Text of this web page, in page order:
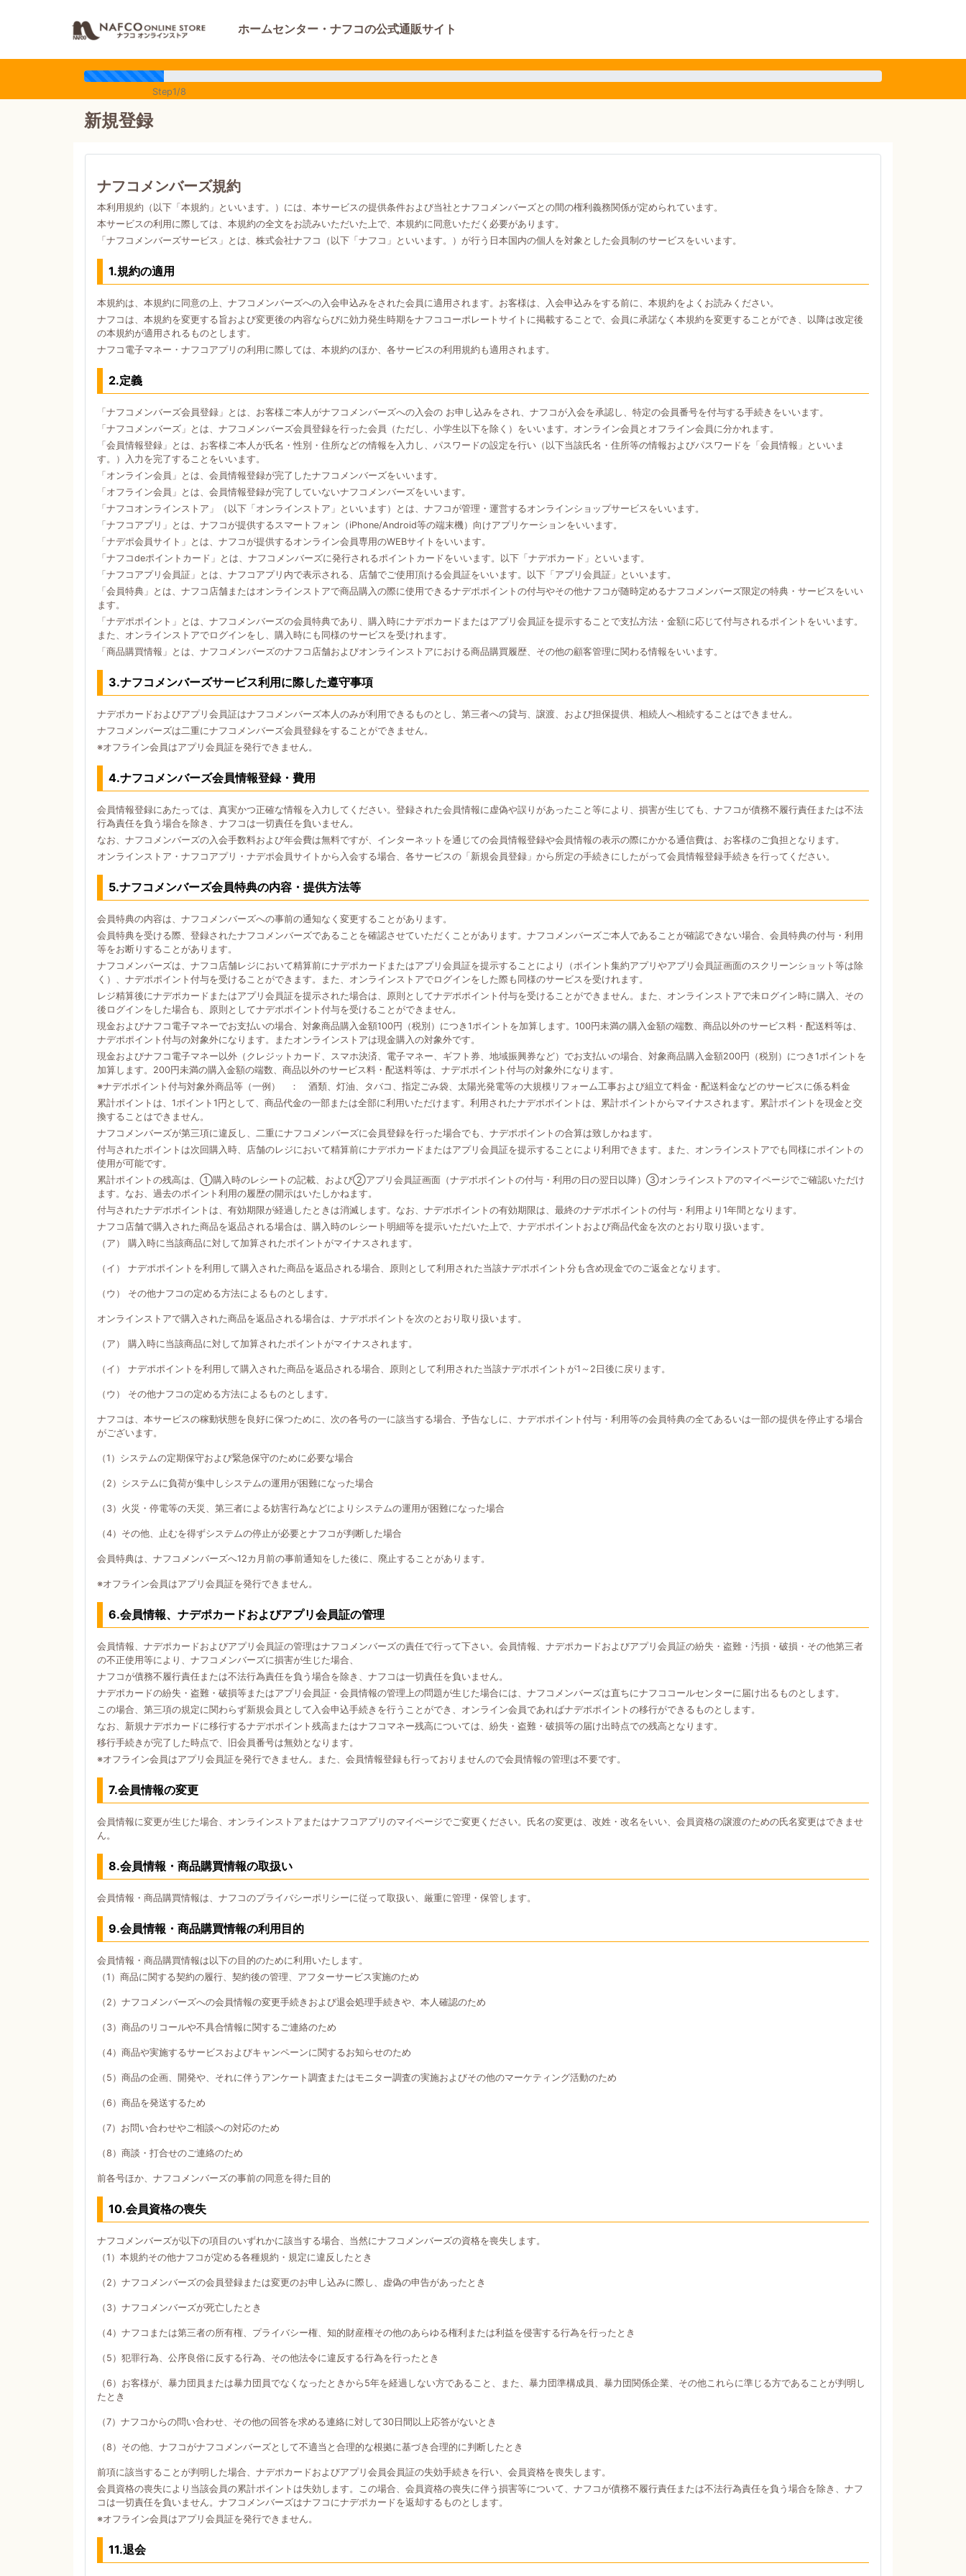
ホームセンター・ナフコの公式通販サイト
Step1/8
新規登録
ナフコメンバーズ規約
本利用規約（以下「本規約」といいます。）には、本サービスの提供条件および当社とナフコメンバーズとの間の権利義務関係が定められています。
本サービスの利用に際しては、本規約の全文をお読みいただいた上で、本規約に同意いただく必要があります。
「ナフコメンバーズサービス」とは、株式会社ナフコ（以下「ナフコ」といいます。）が行う日本国内の個人を対象とした会員制のサービスをいいます。
1.規約の適用
本規約は、本規約に同意の上、ナフコメンバーズへの入会申込みをされた会員に適用されます。お客様は、入会申込みをする前に、本規約をよくお読みください。
ナフコは、本規約を変更する旨および変更後の内容ならびに効力発生時期をナフココーポレートサイトに掲載することで、会員に承諾なく本規約を変更することができ、以降は改定後
の本規約が適用されるものとします。
ナフコ電子マネー・ナフコアプリの利用に際しては、本規約のほか、各サービスの利用規約も適用されます。
2.定義
「ナフコメンバーズ会員登録」とは、お客様ご本人がナフコメンバーズへの入会の お申し込みをされ、ナフコが入会を承認し、特定の会員番号を付与する手続きをいいます。
「ナフコメンバーズ」とは、ナフコメンバーズ会員登録を行った会員（ただし、小学生以下を除く）をいいます。オンライン会員とオフライン会員に分かれます。
「会員情報登録」とは、お客様ご本人が氏名・性別・住所などの情報を入力し、パスワードの設定を行い（以下当該氏名・住所等の情報およびパスワードを「会員情報」といいま
す。）入力を完了することをいいます。
「オンライン会員」とは、会員情報登録が完了したナフコメンバーズをいいます。
「オフライン会員」とは、会員情報登録が完了していないナフコメンバーズをいいます。
「ナフコオンラインストア」（以下「オンラインストア」といいます）とは、ナフコが管理・運営するオンラインショップサービスをいいます。
「ナフコアプリ」とは、ナフコが提供するスマートフォン（iPhone/Android等の端末機）向けアプリケーションをいいます。
「ナデポ会員サイト」とは、ナフコが提供するオンライン会員専用のWEBサイトをいいます。
「ナフコdeポイントカード」とは、ナフコメンバーズに発行されるポイントカードをいいます。以下「ナデポカード」といいます。
「ナフコアプリ会員証」とは、ナフコアプリ内で表示される、店舗でご使用頂ける会員証をいいます。以下「アプリ会員証」といいます。
「会員特典」とは、ナフコ店舗またはオンラインストアで商品購入の際に使用できるナデポポイントの付与やその他ナフコが随時定めるナフコメンバーズ限定の特典・サービスをいい
ます。
「ナデポポイント」とは、ナフコメンバーズの会員特典であり、購入時にナデポカードまたはアプリ会員証を提示することで支払方法・金額に応じて付与されるポイントをいいます。
また、オンラインストアでログインをし、購入時にも同様のサービスを受けれます。
「商品購買情報」とは、ナフコメンバーズのナフコ店舗およびオンラインストアにおける商品購買履歴、その他の顧客管理に関わる情報をいいます。
3.ナフコメンバーズサービス利用に際した遵守事項
ナデポカードおよびアプリ会員証はナフコメンバーズ本人のみが利用できるものとし、第三者への貸与、譲渡、および担保提供、相続人へ相続することはできません。
ナフコメンバーズは二重にナフコメンバーズ会員登録をすることができません。
※オフライン会員はアプリ会員証を発行できません。
4.ナフコメンバーズ会員情報登録・費用
会員情報登録にあたっては、真実かつ正確な情報を入力してください。登録された会員情報に虚偽や誤りがあったこと等により、損害が生じても、ナフコが債務不履行責任または不法
行為責任を負う場合を除き、ナフコは一切責任を負いません。
なお、ナフコメンバーズの入会手数料および年会費は無料ですが、インターネットを通じての会員情報登録や会員情報の表示の際にかかる通信費は、お客様のご負担となります。
オンラインストア・ナフコアプリ・ナデポ会員サイトから入会する場合、各サービスの「新規会員登録」から所定の手続きにしたがって会員情報登録手続きを行ってください。
5.ナフコメンバーズ会員特典の内容・提供方法等
会員特典の内容は、ナフコメンバーズへの事前の通知なく変更することがあります。
会員特典を受ける際、登録されたナフコメンバーズであることを確認させていただくことがあります。ナフコメンバーズご本人であることが確認できない場合、会員特典の付与・利用
等をお断りすることがあります。
ナフコメンバーズは、ナフコ店舗レジにおいて精算前にナデポカードまたはアプリ会員証を提示することにより（ポイント集約アプリやアプリ会員証画面のスクリーンショット等は除
く）、ナデポポイント付与を受けることができます。また、オンラインストアでログインをした際も同様のサービスを受けれます。
レジ精算後にナデポカードまたはアプリ会員証を提示された場合は、原則としてナデポポイント付与を受けることができません。また、オンラインストアで未ログイン時に購入、その
後ログインをした場合も、原則としてナデポポイント付与を受けることができません。
現金およびナフコ電子マネーでお支払いの場合、対象商品購入金額100円（税別）につき1ポイントを加算します。100円未満の購入金額の端数、商品以外のサービス料・配送料等は、
ナデポポイント付与の対象外になります。またオンラインストアは現金購入の対象外です。
現金およびナフコ電子マネー以外（クレジットカード、スマホ決済、電子マネー、ギフト券、地域振興券など）でお支払いの場合、対象商品購入金額200円（税別）につき1ポイントを
加算します。200円未満の購入金額の端数、商品以外のサービス料・配送料等は、ナデポポイント付与の対象外になります。
※ナデポポイント付与対象外商品等（一例） ： 酒類、灯油、タバコ、指定ごみ袋、太陽光発電等の大規模リフォーム工事および組立て料金・配送料金などのサービスに係る料金
累計ポイントは、1ポイント1円として、商品代金の一部または全部に利用いただけます。利用されたナデポポイントは、累計ポイントからマイナスされます。累計ポイントを現金と交
換することはできません。
ナフコメンバーズが第三項に違反し、二重にナフコメンバーズに会員登録を行った場合でも、ナデポポイントの合算は致しかねます。
付与されたポイントは次回購入時、店舗のレジにおいて精算前にナデポカードまたはアプリ会員証を提示することにより利用できます。また、オンラインストアでも同様にポイントの
使用が可能です。
累計ポイントの残高は、①購入時のレシートの記載、および②アプリ会員証画面（ナデポポイントの付与・利用の日の翌日以降）③オンラインストアのマイページでご確認いただけ
ます。なお、過去のポイント利用の履歴の開示はいたしかねます。
付与されたナデポポイントは、有効期限が経過したときは消滅します。なお、ナデポポイントの有効期限は、最終のナデポポイントの付与・利用より1年間となります。
ナフコ店舗で購入された商品を返品される場合は、購入時のレシート明細等を提示いただいた上で、ナデポポイントおよび商品代金を次のとおり取り扱います。
（ア） 購入時に当該商品に対して加算されたポイントがマイナスされます。
（イ） ナデポポイントを利用して購入された商品を返品される場合、原則として利用された当該ナデポポイント分も含め現金でのご返金となります。
（ウ） その他ナフコの定める方法によるものとします。
オンラインストアで購入された商品を返品される場合は、ナデポポイントを次のとおり取り扱います。
（ア） 購入時に当該商品に対して加算されたポイントがマイナスされます。
（イ） ナデポポイントを利用して購入された商品を返品される場合、原則として利用された当該ナデポポイントが1～2日後に戻ります。
（ウ） その他ナフコの定める方法によるものとします。
ナフコは、本サービスの稼動状態を良好に保つために、次の各号の一に該当する場合、予告なしに、ナデポポイント付与・利用等の会員特典の全てあるいは一部の提供を停止する場合
がございます。
（1）システムの定期保守および緊急保守のために必要な場合
（2）システムに負荷が集中しシステムの運用が困難になった場合
（3）火災・停電等の天災、第三者による妨害行為などによりシステムの運用が困難になった場合
（4）その他、止むを得ずシステムの停止が必要とナフコが判断した場合
会員特典は、ナフコメンバーズへ12カ月前の事前通知をした後に、廃止することがあります。
※オフライン会員はアプリ会員証を発行できません。
6.会員情報、ナデポカードおよびアプリ会員証の管理
会員情報、ナデポカードおよびアプリ会員証の管理はナフコメンバーズの責任で行って下さい。会員情報、ナデポカードおよびアプリ会員証の紛失・盗難・汚損・破損・その他第三者
の不正使用等により、ナフコメンバーズに損害が生じた場合、
ナフコが債務不履行責任または不法行為責任を負う場合を除き、ナフコは一切責任を負いません。
ナデポカードの紛失・盗難・破損等またはアプリ会員証・会員情報の管理上の問題が生じた場合には、ナフコメンバーズは直ちにナフココールセンターに届け出るものとします。
この場合、第三項の規定に関わらず新規会員として入会申込手続きを行うことができ、オンライン会員であればナデポポイントの移行ができるものとします。
なお、新規ナデポカードに移行するナデポポイント残高またはナフコマネー残高については、紛失・盗難・破損等の届け出時点での残高となります。
移行手続きが完了した時点で、旧会員番号は無効となります。
※オフライン会員はアプリ会員証を発行できません。また、会員情報登録も行っておりませんので会員情報の管理は不要です。
7.会員情報の変更
会員情報に変更が生じた場合、オンラインストアまたはナフコアプリのマイページでご変更ください。氏名の変更は、改姓・改名をいい、会員資格の譲渡のための氏名変更はできませ
ん。
8.会員情報・商品購買情報の取扱い
会員情報・商品購買情報は、ナフコのプライバシーポリシーに従って取扱い、厳重に管理・保管します。
9.会員情報・商品購買情報の利用目的
会員情報・商品購買情報は以下の目的のために利用いたします。
（1）商品に関する契約の履行、契約後の管理、アフターサービス実施のため
（2）ナフコメンバーズへの会員情報の変更手続きおよび退会処理手続きや、本人確認のため
（3）商品のリコールや不具合情報に関するご連絡のため
（4）商品や実施するサービスおよびキャンペーンに関するお知らせのため
（5）商品の企画、開発や、それに伴うアンケート調査またはモニター調査の実施およびその他のマーケティング活動のため
（6）商品を発送するため
（7）お問い合わせやご相談への対応のため
（8）商談・打合せのご連絡のため
前各号ほか、ナフコメンバーズの事前の同意を得た目的
10.会員資格の喪失
ナフコメンバーズが以下の項目のいずれかに該当する場合、当然にナフコメンバーズの資格を喪失します。
（1）本規約その他ナフコが定める各種規約・規定に違反したとき
（2）ナフコメンバーズの会員登録または変更のお申し込みに際し、虚偽の申告があったとき
（3）ナフコメンバーズが死亡したとき
（4）ナフコまたは第三者の所有権、プライバシー権、知的財産権その他のあらゆる権利または利益を侵害する行為を行ったとき
（5）犯罪行為、公序良俗に反する行為、その他法令に違反する行為を行ったとき
（6）お客様が、暴力団員または暴力団員でなくなったときから5年を経過しない方であること、また、暴力団準構成員、暴力団関係企業、その他これらに準じる方であることが判明し
たとき
（7）ナフコからの問い合わせ、その他の回答を求める連絡に対して30日間以上応答がないとき
（8）その他、ナフコがナフコメンバーズとして不適当と合理的な根拠に基づき合理的に判断したとき
前項に該当することが判明した場合、ナデポカードおよびアプリ会員会員証の失効手続きを行い、会員資格を喪失します。
会員資格の喪失により当該会員の累計ポイントは失効します。この場合、会員資格の喪失に伴う損害等について、ナフコが債務不履行責任または不法行為責任を負う場合を除き、ナフ
コは一切責任を負いません。ナフコメンバーズはナフコにナデポカードを返却するものとします。
※オフライン会員はアプリ会員証を発行できません。
11.退会